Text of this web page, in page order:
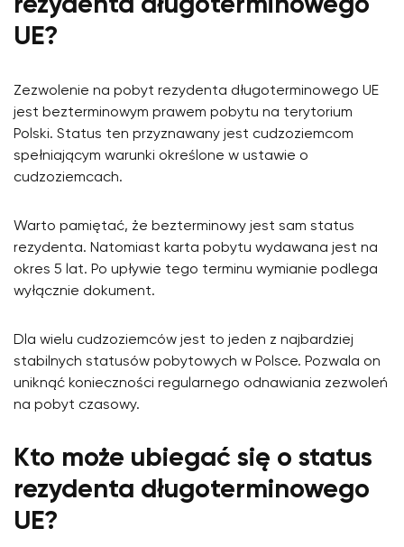
rezydenta długoterminowego
UE?
Zezwolenie na pobyt rezydenta długoterminowego UE
jest bezterminowym prawem pobytu na terytorium
Polski. Status ten przyznawany jest cudzoziemcom
spełniającym warunki określone w ustawie o
cudzoziemcach.
Warto pamiętać, że bezterminowy jest sam status
rezydenta. Natomiast karta pobytu wydawana jest na
okres 5 lat. Po upływie tego terminu wymianie podlega
wyłącznie dokument.
Dla wielu cudzoziemców jest to jeden z najbardziej
stabilnych statusów pobytowych w Polsce. Pozwala on
uniknąć konieczności regularnego odnawiania zezwoleń
na pobyt czasowy.
Kto może ubiegać się o status
rezydenta długoterminowego
UE?